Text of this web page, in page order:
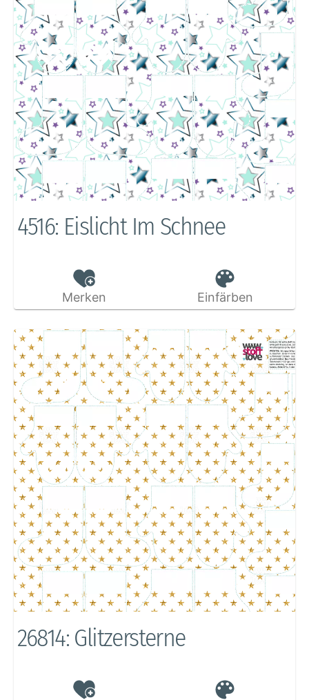
4516: Eislicht Im Schnee
Merken Einfärben
26814: Glitzersterne